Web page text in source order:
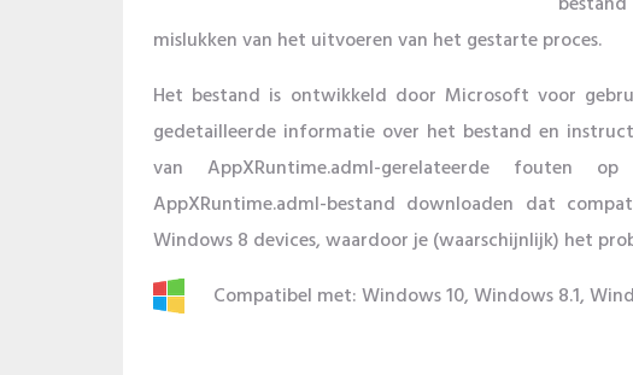
mislukken van het uitvoeren van het gestarte proces.
Het bestand is ontwikkeld door Microsoft voor
gedetailleerde informatie over het bestand en
van AppXRuntime.adml-gerelateerde
AppXRuntime.adml-bestand downloaden dat
Windows 8 devices, waardoor je (waarschijnlijk) het
Compatibel met: Windows 10, Windows 8.1,